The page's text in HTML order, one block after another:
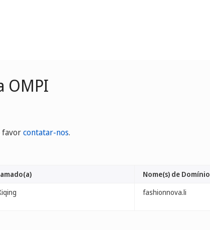
OMPI
favorcontatar-nos.
Nome(s) de Domínio
fashionnova.li